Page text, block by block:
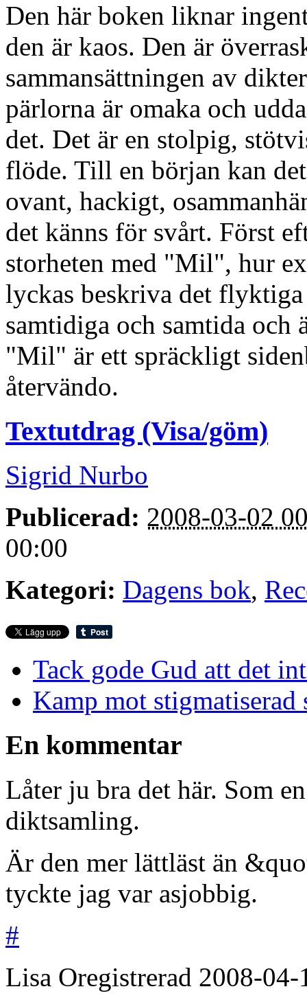
Den här boken liknar
den är kaos. Den är
sammansättningen av
pärlorna är omaka och
det. Det är en stolpig,
flöde. Till en början kan
ovant, hackigt,
det känns för svårt. Först
storheten med "Mil", hur
lyckas beskriva det
samtidiga och samtida och
"Mil" är ett spräckligt
återvändo.
Textutdrag (Visa/göm)
Sigrid Nurbo
Publicerad: 2008-03-02
00:00
Kategori: Dagens bok,
Tack gode Gud att det
Kamp mot stigmatiserad
En kommentar
Låter ju bra det här. Som
diktsamling.
Är den mer lättläst än
tyckte jag var asjobbig.
#
Lisa Oregistrerad 2008-04-